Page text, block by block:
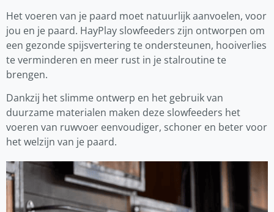
Het voeren van je paard moet natuurlijk aanvoelen, voor
jou en je paard. HayPlay slowfeeders zijn ontworpen om
een gezonde spijsvertering te ondersteunen, hooiverlies
te verminderen en meer rust in je stalroutine te
brengen.
Dankzij het slimme ontwerp en het gebruik van
duurzame materialen maken deze slowfeeders het
voeren van ruwvoer eenvoudiger, schoner en beter voor
het welzijn van je paard.